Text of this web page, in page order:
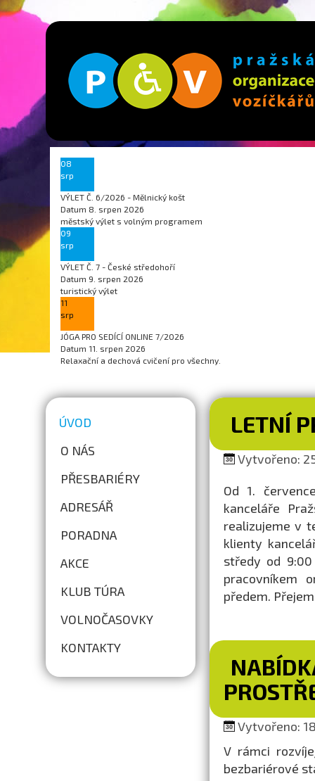
08
srp
VÝLET Č. 6/2026 - Mělnický košt
Datum 8. srpen 2026
městský výlet s volným programem
09
srp
VÝLET Č. 7 - České středohoří
Datum 9. srpen 2026
turistický výlet
11
srp
JÓGA PRO SEDÍCÍ ONLINE 7/2026
Datum 11. srpen 2026
Relaxační a dechová cvičení pro všechny.
ÚVOD
O NÁS
PŘESBARIÉRY
ADRESÁŘ
PORADNA
AKCE
KLUB TÚRA
VOLNOČASOVKY
KONTAKTY
LETNÍ
Vytvořeno:
Od 1.
kanceláře
realizujeme v
klienty
středy od
pracovníkem
předem.
Vytvořeno:
V rámci
bezbariérové